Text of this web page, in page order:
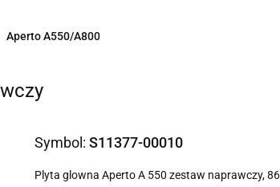
Aperto A550/A800
Symbol: S11377-00010
Plyta glowna Aperto A 550 zestaw naprawczy,